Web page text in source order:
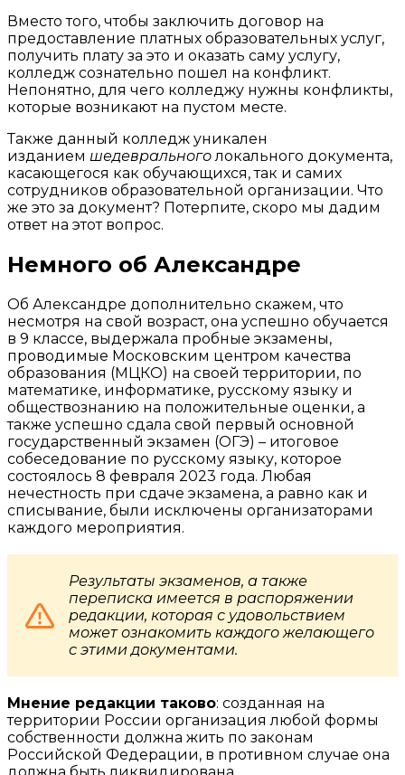
Вместо того, чтобы заключить договор на
предоставление платных образовательных услуг,
получить плату за это и оказать саму услугу,
колледж сознательно пошел на конфликт.
Непонятно, для чего колледжу нужны конфликты,
которые возникают на пустом месте.
Также данный колледж уникален
изданием шедевральноголокального документа,
касающегося как обучающихся, так и самих
сотрудников образовательной организации. Что
же это за документ? Потерпите, скоро мы дадим
ответ на этот вопрос.
Немного об Александре
Об Александре дополнительно скажем, что
несмотря на свой возраст, она успешно обучается
в 9 классе, выдержала пробные экзамены,
проводимые Московским центром качества
образования (МЦКО) на своей территории, по
математике, информатике, русскому языку и
обществознанию на положительные оценки, а
также успешно сдала свой первый основной
государственный экзамен (ОГЭ) – итоговое
собеседование по русскому языку, которое
состоялось 8 февраля 2023 года. Любая
нечестность при сдаче экзамена, а равно как и
списывание, были исключены организаторами
каждого мероприятия.
Результаты экзаменов, а также
переписка имеется в распоряжении
редакции, которая с удовольствием
может ознакомить каждого желающего
с этими документами.
Мнение редакции таково: созданная на
территории России организация любой формы
собственности должна жить по законам
Российской Федерации, в противном случае она